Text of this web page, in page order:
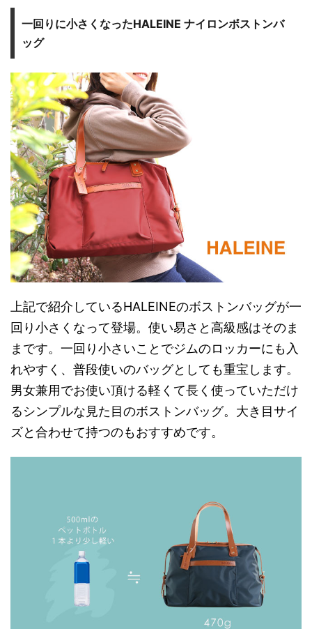
一回りに小さくなったHALEINE ナイロンボストンバ
ッグ
上記で紹介しているHALEINEのボストンバッグが一
回り小さくなって登場。使い易さと高級感はそのま
まです。一回り小さいことでジムのロッカーにも入
れやすく、普段使いのバッグとしても重宝します。
男女兼用でお使い頂ける軽くて長く使っていただけ
るシンプルな見た目のボストンバッグ。大き目サイ
ズと合わせて持つのもおすすめです。